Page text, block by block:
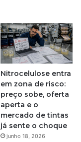
Nitrocelulose entra
em zona de risco:
preço sobe, oferta
aperta e o
mercado de tintas
já sente o choque
junho 18, 2026